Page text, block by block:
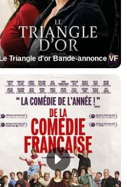
Triangle d'or Bande-annonce VF